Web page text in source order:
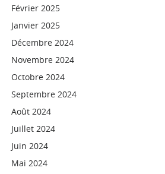
Février 2025
Janvier 2025
Décembre 2024
Novembre 2024
Octobre 2024
Septembre 2024
Août 2024
Juillet 2024
Juin 2024
Mai 2024